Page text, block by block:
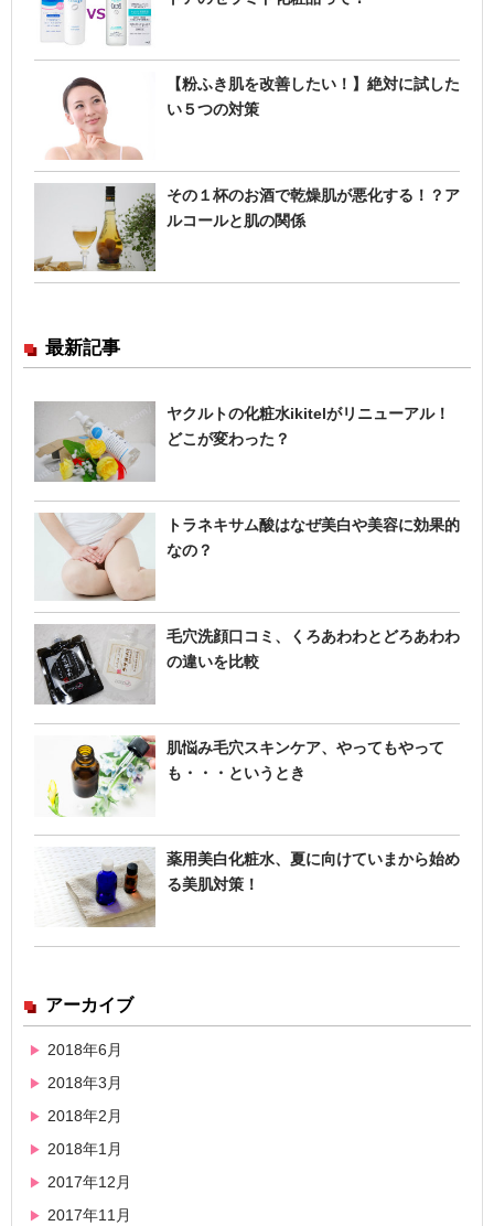
【粉ふき肌を改善したい！】絶対に試した
い５つの対策
その１杯のお酒で乾燥肌が悪化する！？ア
ルコールと肌の関係
最新記事
ヤクルトの化粧水ikitelがリニューアル！
どこが変わった？
トラネキサム酸はなぜ美白や美容に効果的
なの？
毛穴洗顔口コミ、くろあわわとどろあわわ
の違いを比較
肌悩み毛穴スキンケア、やってもやって
も・・・というとき
薬用美白化粧水、夏に向けていまから始め
る美肌対策！
アーカイブ
2018年6月
2018年3月
2018年2月
2018年1月
2017年12月
2017年11月